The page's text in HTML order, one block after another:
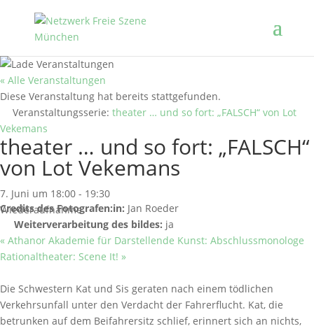
« Alle Veranstaltungen
Diese Veranstaltung hat bereits stattgefunden.
Veranstaltungsserie: theater … und so fort: „FALSCH“ von Lot
Vekemans
theater … und so fort: „FALSCH“
von Lot Vekemans
7. Juni um 18:00 - 19:30
Wiederaufnahme
Credits des Fotografen:in: Jan Roeder
Weiterverarbeitung des bildes: ja
« Athanor Akademie für Darstellende Kunst: Abschlussmonologe
Rationaltheater: Scene It! »
Die Schwestern Kat und Sis geraten nach einem tödlichen
Verkehrsunfall unter den Verdacht der Fahrerflucht. Kat, die
betrunken auf dem Beifahrersitz schlief, erinnert sich an nichts,